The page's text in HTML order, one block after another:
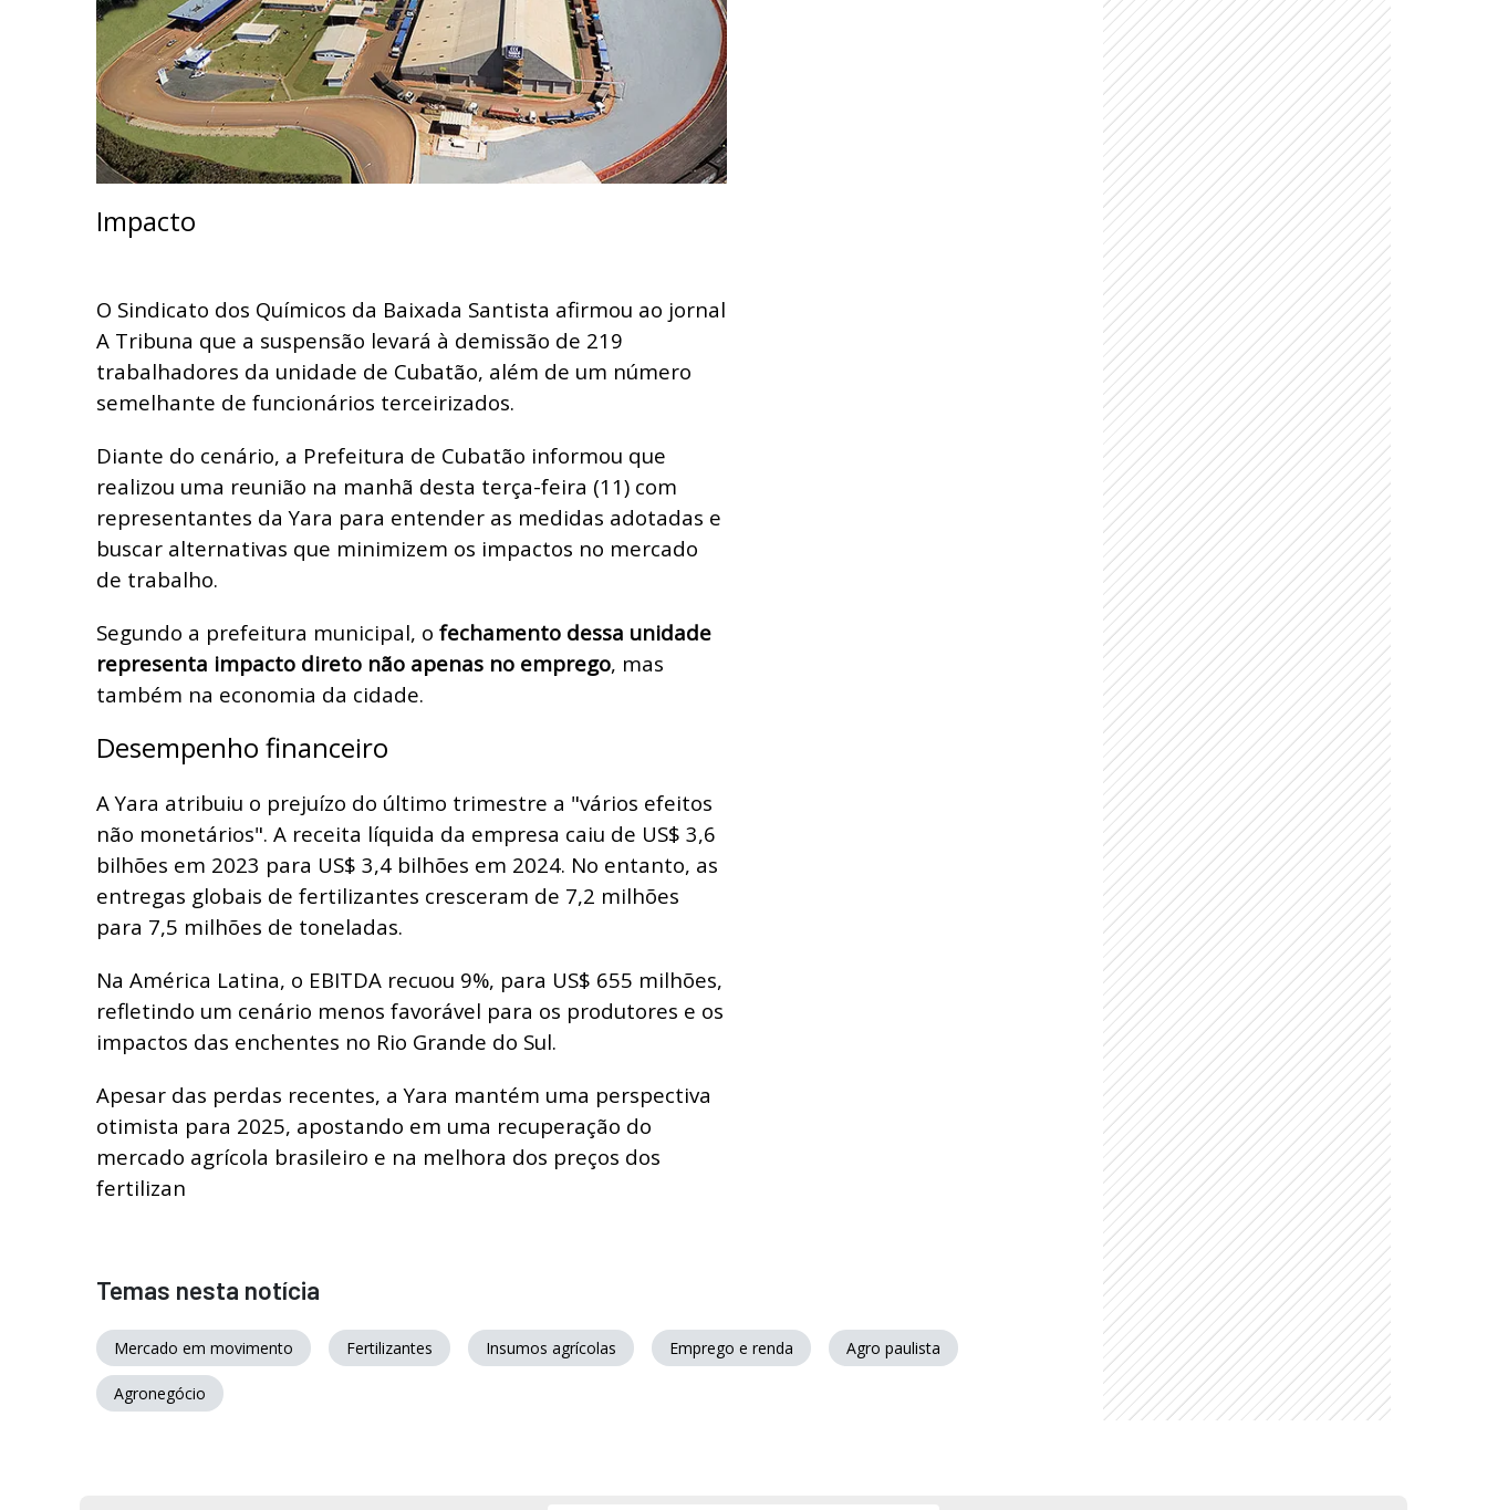
Impacto
O Sindicato dos Químicos da Baixada Santista afirmou ao jornal
A Tribuna que a suspensão levará à demissão de 219
trabalhadores da unidade de Cubatão, além de um número
semelhante de funcionários terceirizados.
Diante do cenário, a Prefeitura de Cubatão informou que
realizou uma reunião na manhã desta terça-feira (11) com
representantes da Yara para entender as medidas adotadas e
buscar alternativas que minimizem os impactos no mercado
de trabalho.
Segundo a prefeitura municipal, o fechamento dessa unidade
representa impacto direto não apenas no emprego, mas
também na economia da cidade.
Desempenho financeiro
A Yara atribuiu o prejuízo do último trimestre a "vários efeitos
não monetários". A receita líquida da empresa caiu de US$ 3,6
bilhões em 2023 para US$ 3,4 bilhões em 2024. No entanto, as
entregas globais de fertilizantes cresceram de 7,2 milhões
para 7,5 milhões de toneladas.
Na América Latina, o EBITDA recuou 9%, para US$ 655 milhões,
refletindo um cenário menos favorável para os produtores e os
impactos das enchentes no Rio Grande do Sul.
Apesar das perdas recentes, a Yara mantém uma perspectiva
otimista para 2025, apostando em uma recuperação do
mercado agrícola brasileiro e na melhora dos preços dos
fertilizan
Temas nesta notícia
Mercado em movimento Fertilizantes Insumos agrícolas Emprego e renda Agro paulista
Agronegócio